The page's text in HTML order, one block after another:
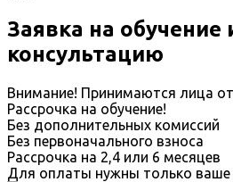
Заявка на обучение
консультацию
Внимание! Принимаются лица
Рассрочка на обучение!
Без дополнительных комиссий
Без первоначального взноса
Рассрочка на 2,4 или 6 месяцев
Для оплаты нужны только ваше